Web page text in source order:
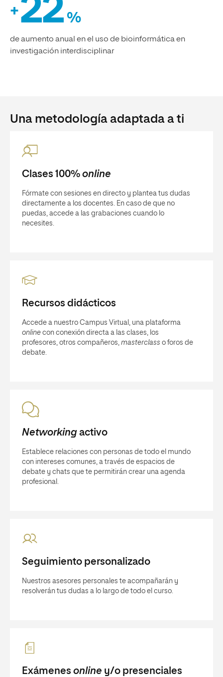
+22 %
de aumento anual en el uso de bioinformática en
investigación interdisciplinar
Una metodología adaptada a ti
Clases 100% online
Fórmate con sesiones en directo y plantea tus dudas
directamente a los docentes. En caso de que no
puedas, accede a las grabaciones cuando lo
necesites.
Recursos didácticos
Accede a nuestro Campus Virtual, una plataforma
online con conexión directa a las clases, los
profesores, otros compañeros, masterclass o foros de
debate.
Networkingactivo
Establece relaciones con personas de todo el mundo
con intereses comunes, a través de espacios de
debate y chats que te permitirán crear una agenda
profesional.
Seguimiento personalizado
Nuestros asesores personales te acompañarán y
resolverán tus dudas a lo largo de todo el curso.
Exámenes online y/o presenciales